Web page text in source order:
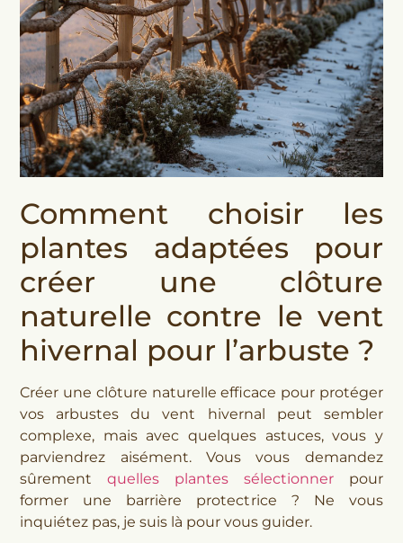
Comment choisir les
plantes adaptées pour
créer une clôture
naturelle contre le vent
hivernal pour l’arbuste ?
Créer une clôture naturelle efficace pour protéger
vos arbustes du vent hivernal peut sembler
complexe, mais avec quelques astuces, vous y
parviendrez aisément. Vous vous demandez
sûrementquelles plantes sélectionnerpour
former une barrière protectrice ? Ne vous
inquiétez pas, je suis là pour vous guider.